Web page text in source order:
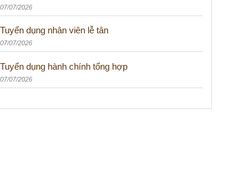
07/07/2026
Tuyển dụng nhân viên lễ tân
07/07/2026
Tuyển dụng hành chính tổng hợp
07/07/2026